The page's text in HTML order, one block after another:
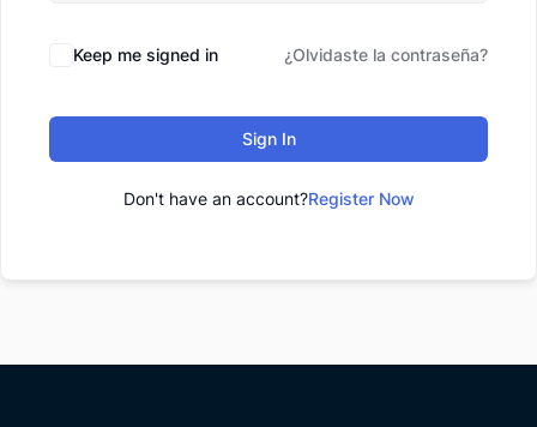
Keep me signed in ¿Olvidaste la contraseña?
Sign In
Don't have an account?Register Now